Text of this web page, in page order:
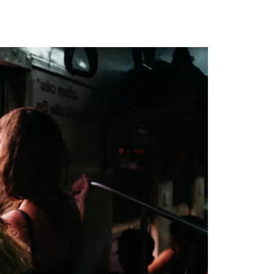
soleil
septentrionale ou méridionale, les
luxuriantes aux minorités
lieux incontournables et privilégiés
en terrasse de Hoang Su Phi